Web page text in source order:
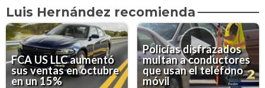
Luis Hernández recomienda
FCA US LLC aumentó
sus ventas en octubre
en un 15%
Policías disfrazados
multan a conductores
que usan el teléfono
móvil